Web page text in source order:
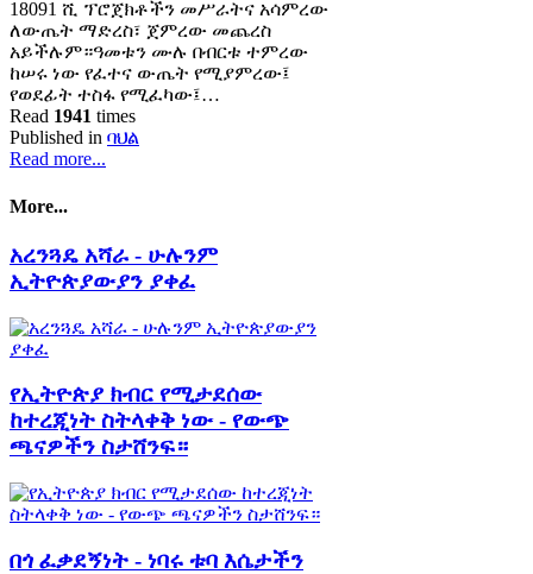
18091 ሺ ፕሮጀክቶችን መሥራትና አሳምረው
ለውጤት ማድረስ፣ ጀምረው መጨረስ
አይችሉም።ዓመቱን ሙሉ በብርቱ ተምረው
ከሠሩ ነው የፈተና ውጤት የሚያምረው፤
የወደፊት ተስፋ የሚፈካው፤…
Read 1941 times
Published in ባህል
Read more...
More...
አረንጓዴ አሻራ - ሁሉንም
ኢትዮጵያውያን ያቀፈ
የኢትዮጵያ ክብር የሚታደሰው
ከተረጂነት ስትላቀቅ ነው - የውጭ
ጫናዎችን ስታሸንፍ።
በጎ ፈቃደኝነት - ነባሩ ቱባ እሴታችን